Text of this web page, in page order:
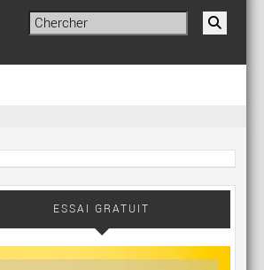
ESSAI GRATUIT